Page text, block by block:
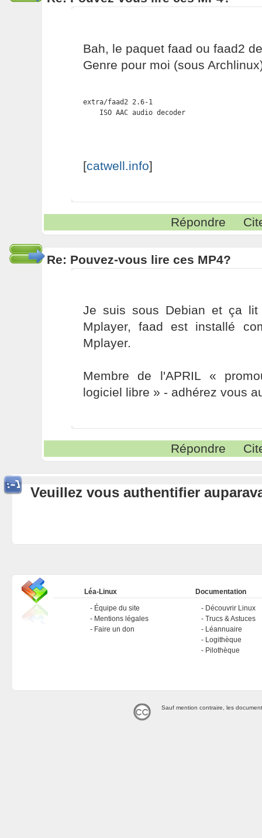
Bah, le paquet faad ou faad2
Genre pour moi (sous
extra/faad2 2.6-1
    ISO AAC audio decoder
[catwell.info]
Répondre
Re: Pouvez-vous lire ces MP4?
Je suis sous Debian et ça lit
Mplayer, faad est installé
Mplayer.
Membre de l'APRIL «
logiciel libre » - adhérez vous
Répondre
Veuillez vous authentifier
Léa-Linux
Équipe du site
Mentions légales
Faire un don
Documentation
Découvrir Linux
Trucs & Astuces
Léannuaire
Logithèque
Pilothèque
Sauf mention contraire, les